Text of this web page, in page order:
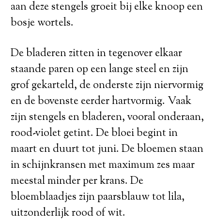
aan deze stengels groeit bij elke knoop een
bosje wortels.
De bladeren zitten in tegenover elkaar
staande paren op een lange steel en zijn
grof gekarteld, de onderste zijn niervormig
en de bovenste eerder hartvormig. Vaak
zijn stengels en bladeren, vooral onderaan,
rood-violet getint. De bloei begint in
maart en duurt tot juni. De bloemen staan
in schijnkransen met maximum zes maar
meestal minder per krans. De
bloemblaadjes zijn paarsblauw tot lila,
uitzonderlijk rood of wit.